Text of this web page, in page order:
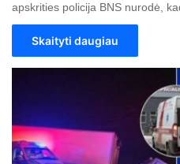
apskrities policija BNS nurodė,
Skaityti daugiau